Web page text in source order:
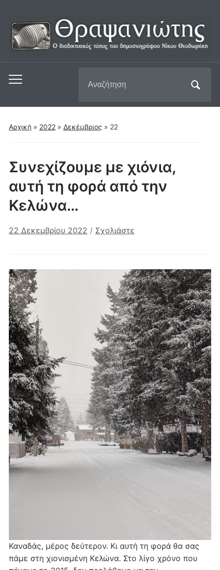
Εναλλαγή
μενού
για
για:
Αρχική » 2022» Δεκέμβριος » 22
Συνεχίζουμε με χιόνια,
αυτή τη φορά από την
Κελώνα…
22 Δεκεμβρίου 2022 / Σχολιάστε
Καναδάς, μέρος δεύτερον. Κι αυτή τη φορά θα σας
πάμε στη χιονισμένη Κελώνα. Στο λίγο χρόνο που